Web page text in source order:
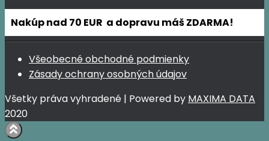
Nakúp nad 70 EUR a dopravu máš ZDARMA!
Všeobecné obchodné podmienky
Zásady ochrany osobných údajov
Všetky práva vyhradené | Powered by MAXIMA DATA
2020